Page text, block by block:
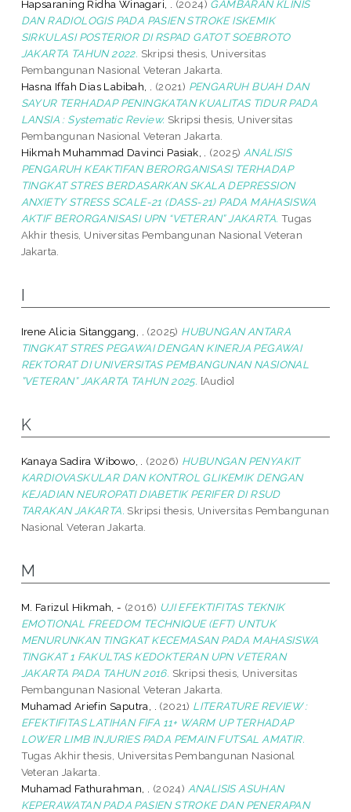
Hapsaraning Ridha Winagari, . (2024) GAMBARAN KLINIS
DAN RADIOLOGIS PADA PASIEN STROKE ISKEMIK
SIRKULASI POSTERIOR DI RSPAD GATOT SOEBROTO
JAKARTA TAHUN 2022. Skripsi thesis, Universitas
Pembangunan Nasional Veteran Jakarta.
Hasna Iffah Dias Labibah, .
(2021) PENGARUH BUAH DAN
SAYUR TERHADAP PENINGKATAN KUALITAS TIDUR PADA
LANSIA : Systematic Review. Skripsi thesis, Universitas
Pembangunan Nasional Veteran Jakarta.
Hikmah Muhammad Davinci Pasiak, .
(2025) ANALISIS
PENGARUH KEAKTIFAN BERORGANISASI TERHADAP
TINGKAT STRES BERDASARKAN SKALA DEPRESSION
ANXIETY STRESS SCALE-21 (DASS-21) PADA MAHASISWA
AKTIF BERORGANISASI UPN “VETERAN” JAKARTA. Tugas
Akhir thesis, Universitas Pembangunan Nasional Veteran
Jakarta.
I
Irene Alicia Sitanggang, . (2025) HUBUNGAN ANTARA
TINGKAT STRES PEGAWAI DENGAN KINERJA PEGAWAI
REKTORAT DI UNIVERSITAS PEMBANGUNAN NASIONAL
”VETERAN” JAKARTA TAHUN 2025. [Audio]
K
Kanaya Sadira Wibowo, . (2026) HUBUNGAN PENYAKIT
KARDIOVASKULAR DAN KONTROL GLIKEMIK DENGAN
KEJADIAN NEUROPATI DIABETIK PERIFER DI RSUD
TARAKAN JAKARTA. Skripsi thesis, Universitas Pembangunan
Nasional Veteran Jakarta.
M
M. Farizul Hikmah, - (2016) UJI EFEKTIFITAS TEKNIK
EMOTIONAL FREEDOM TECHNIQUE (EFT) UNTUK
MENURUNKAN TINGKAT KECEMASAN PADA MAHASISWA
TINGKAT 1 FAKULTAS KEDOKTERAN UPN VETERAN
JAKARTA PADA TAHUN 2016. Skripsi thesis, Universitas
Pembangunan Nasional Veteran Jakarta.
Muhamad Ariefin Saputra, .
(2021) LITERATURE REVIEW :
EFEKTIFITAS LATIHAN FIFA 11+ WARM UP TERHADAP
LOWER LIMB INJURIES PADA PEMAIN FUTSAL AMATIR.
Tugas Akhir thesis, Universitas Pembangunan Nasional
Veteran Jakarta.
Muhamad Fathurahman, .
(2024) ANALISIS ASUHAN
KEPERAWATAN PADA PASIEN STROKE DAN PENERAPAN